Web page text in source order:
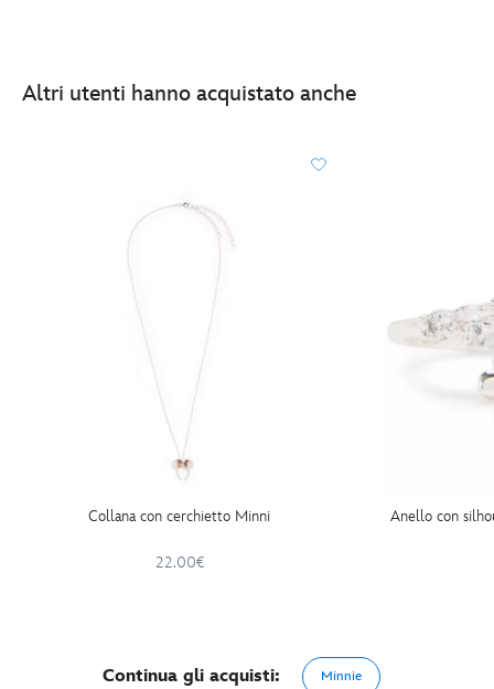
Altri utenti hanno acquistato anche
Collana con cerchietto Minni
22.00€
Anello con
Continua gli acquisti: Minnie